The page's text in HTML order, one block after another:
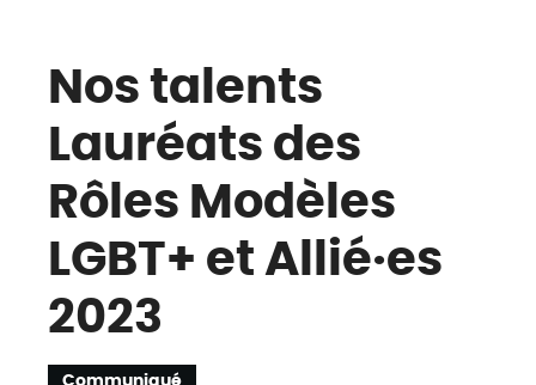
Nos talents
Lauréats des
Rôles Modèles
LGBT+ et Allié·es
2023
Communiqué